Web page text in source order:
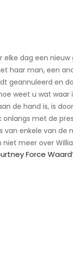
elke dag een
haar man, een
geannuleerd en
weet u wat
de hand is, is
onlangs met de
van enkele van de
meer over
Force